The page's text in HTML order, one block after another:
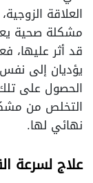
العلاقة
مشكلة صحية
قد أثر عليها،
يؤديان إلى
الحصول على
التخلص من
نهائي لها.
علاج لسرعة